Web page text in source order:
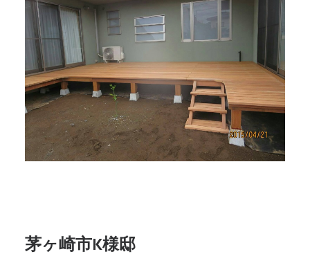
茅ヶ崎市K様邸